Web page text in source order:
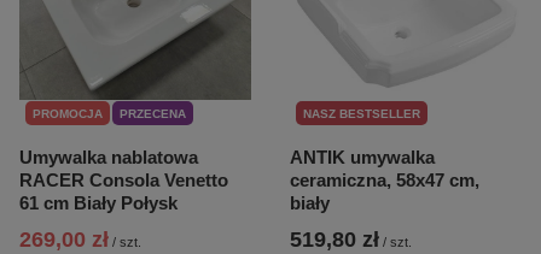
PROMOCJA PRZECENA
Umywalka nablatowa
RACER Consola Venetto
61 cm Biały Połysk
269,00 zł / szt.
NASZ BESTSELLER
ANTIK umywalka
ceramiczna, 58x47 cm,
biały
519,80 zł / szt.